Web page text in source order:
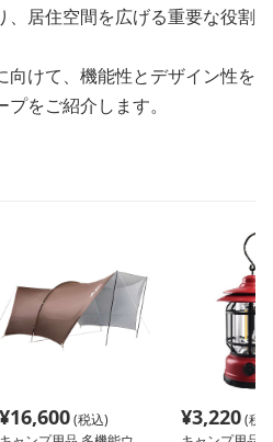
、居住空間を広げる重要な役割
向けて、機能性とデザイン性を
をご紹介します。
¥16,600(税込)
¥3,220(税